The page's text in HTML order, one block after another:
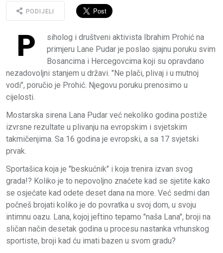
PODIJELI
P
siholog i društveni aktivista Ibrahim Prohić na
primjeru Lane Pudar je poslao sjajnu poruku svim
Bosancima i Hercegovcima koji su opravdano
nezadovoljni stanjem u državi. "Ne plači, plivaj i u mutnoj
vodi", poručio je Prohić. Njegovu poruku prenosimo u
cijelosti.
Mostarska sirena Lana Pudar već nekoliko godina postiže
izvrsne rezultate u plivanju na evropskim i svjetskim
takmičenjima. Sa 16 godina je evropski, a sa 17 svjetski
prvak.
Sportašica koja je "beskućnik" i koja trenira izvan svog
grada!? Koliko je to nepovoljno znaćete kad se sjetite kako
se osjećate kad odete deset dana na more. Već sedmi dan
počneš brojati koliko je do povratka u svoj dom, u svoju
intimnu oazu. Lana, kojoj jeftino tepamo "naša Lana", broji na
sličan način desetak godina u procesu nastanka vrhunskog
sportiste, broji kad ću imati bazen u svom gradu?